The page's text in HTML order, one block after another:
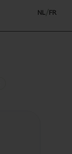
NL FR